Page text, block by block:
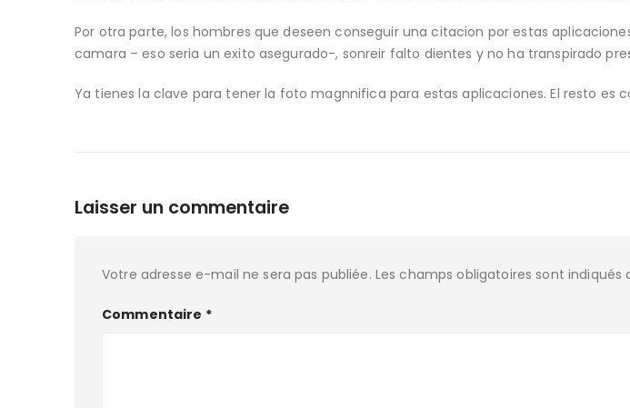
Por otra parte, los hombres que deseen conseguir una citacion por estas
camara – eso seri­a un exito asegurado-, sonreir falto dientes y no ha transpirado
Ya tienes la clave para tener la foto magnnifica para estas aplicaciones. El resto es
Laisser un commentaire
Votre adresse e-mail ne sera pas publiée. Les champs obligatoires sont indiqués
Commentaire *